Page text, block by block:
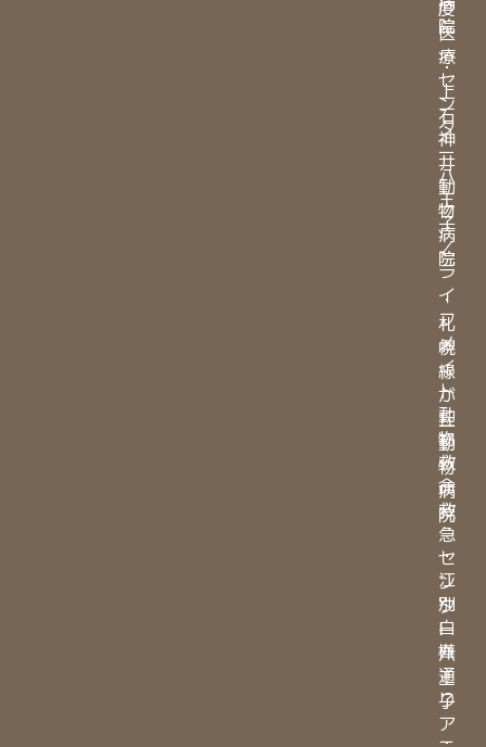
院
・
上
石
神
井
動
物
病
院
・
札
幌
緑
が
丘
動
物
病
院
・
江
別
白
樺
通
り
ア
度
医
療
セ
ン
タ
ー
八
王
子
／
ラ
イ
フ
メ
イ
ト
動
物
救
命
救
急
セ
ン
タ
ー
八
王
子
・